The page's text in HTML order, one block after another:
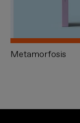
Metamorfosis